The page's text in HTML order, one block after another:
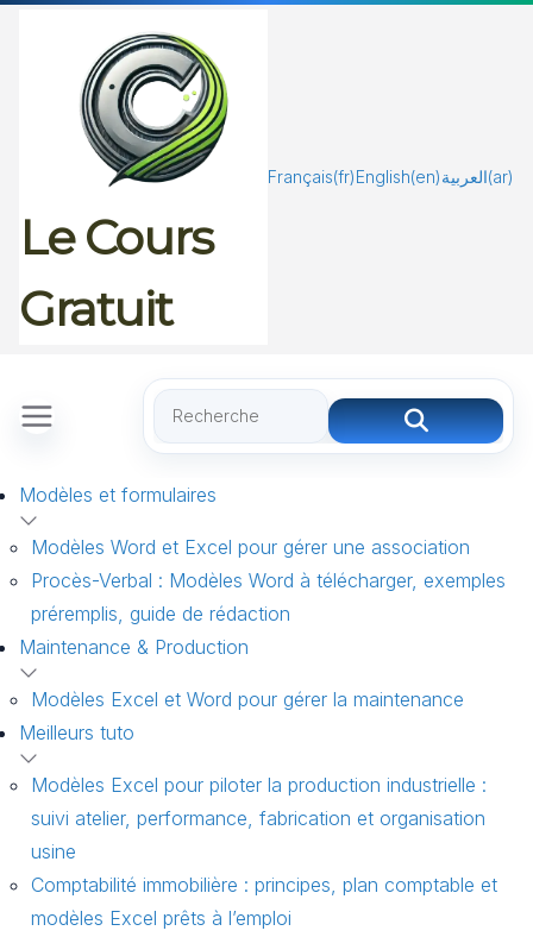
Le Cours
Gratuit
Français(fr) English(en)العربية(ar)
Modèles et formulaires
Modèles Word et Excel pour gérer une association
Procès-Verbal : Modèles Word à télécharger, exemples
préremplis, guide de rédaction
Maintenance & Production
Modèles Excel et Word pour gérer la maintenance
Meilleurs tuto
Modèles Excel pour piloter la production industrielle :
suivi atelier, performance, fabrication et organisation
usine
Comptabilité immobilière : principes, plan comptable et
modèles Excel prêts à l’emploi